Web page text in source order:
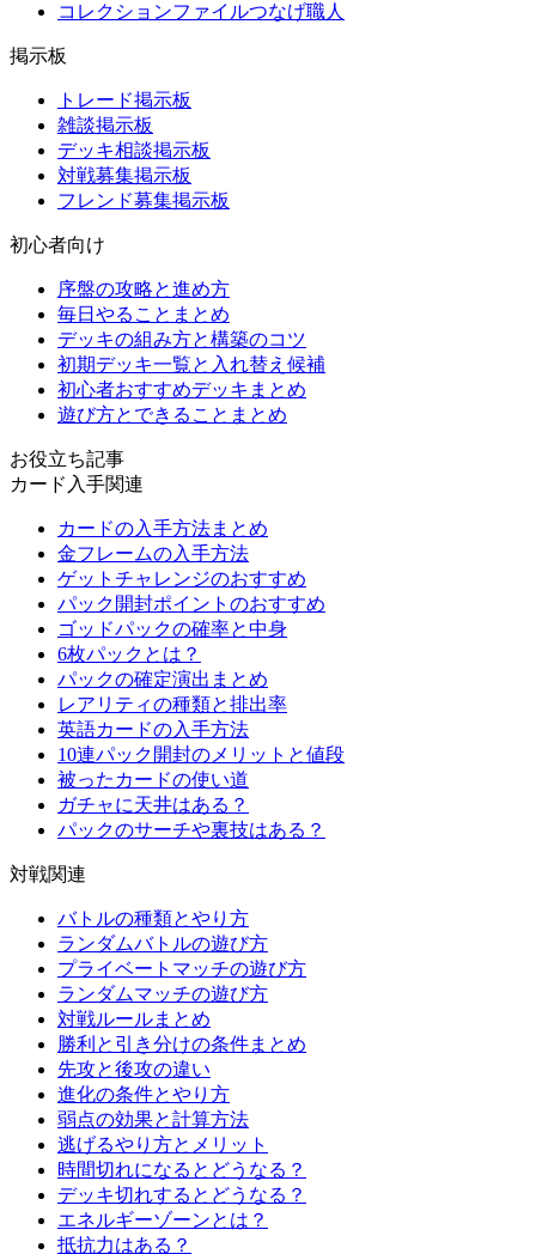
コレクションファイルつなげ職人
掲示板
トレード掲示板
雑談掲示板
デッキ相談掲示板
対戦募集掲示板
フレンド募集掲示板
初心者向け
序盤の攻略と進め方
毎日やることまとめ
デッキの組み方と構築のコツ
初期デッキ一覧と入れ替え候補
初心者おすすめデッキまとめ
遊び方とできることまとめ
お役立ち記事
カード入手関連
カードの入手方法まとめ
金フレームの入手方法
ゲットチャレンジのおすすめ
パック開封ポイントのおすすめ
ゴッドパックの確率と中身
6枚パックとは？
パックの確定演出まとめ
レアリティの種類と排出率
英語カードの入手方法
10連パック開封のメリットと値段
被ったカードの使い道
ガチャに天井はある？
パックのサーチや裏技はある？
対戦関連
バトルの種類とやり方
ランダムバトルの遊び方
プライベートマッチの遊び方
ランダムマッチの遊び方
対戦ルールまとめ
勝利と引き分けの条件まとめ
先攻と後攻の違い
進化の条件とやり方
弱点の効果と計算方法
逃げるやり方とメリット
時間切れになるとどうなる？
デッキ切れするとどうなる？
エネルギーゾーンとは？
抵抗力はある？